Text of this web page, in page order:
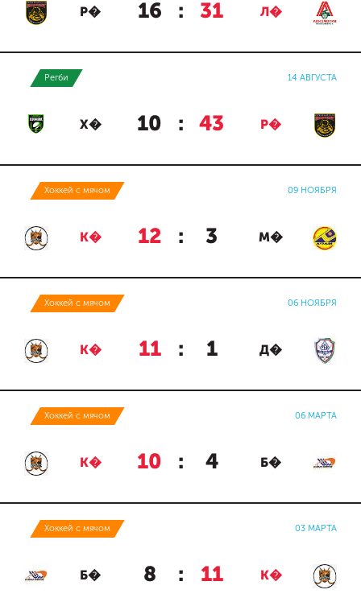
Р� 16 : 31 Л�
Регби 14 АВГУСТА
Х� 10 : 43 Р�
Хоккей с мячом 09 НОЯБРЯ
К� 12 : 3 М�
Хоккей с мячом 06 НОЯБРЯ
К� 11 : 1 Д�
Хоккей с мячом 06 МАРТА
К� 10 : 4 Б�
Хоккей с мячом 03 МАРТА
Б� 8 : 11 К�